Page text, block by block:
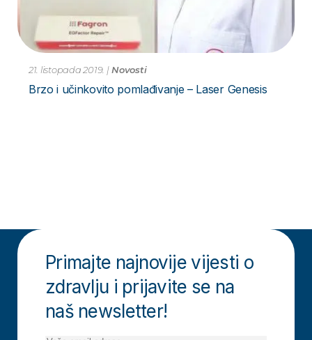
21. listopada 2019. |Novosti
Brzo i učinkovito pomlađivanje – Laser Genesis
Primajte najnovije vijesti o
zdravlju i prijavite se na
naš newsletter!